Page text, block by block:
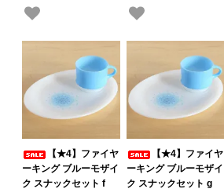
【★4】ファイヤ
ーキング ブルーモザイ
ク スナックセット f
【★4】ファイヤ
ーキング ブルーモザイ
ク スナックセット g